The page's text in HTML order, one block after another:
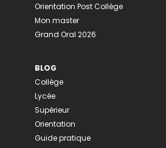
Orientation Post Collège
Mon master
Grand Oral 2026
BLOG
Collège
Lycée
Supérieur
Orientation
Guide pratique